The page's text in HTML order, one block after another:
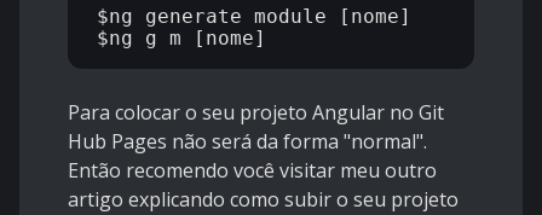
$ng generate module [nome]
Para colocar o seu projeto Angular no Git
Hub Pages não será da forma "normal".
Então recomendo você visitar meu outro
artigo explicando como subir o seu projeto